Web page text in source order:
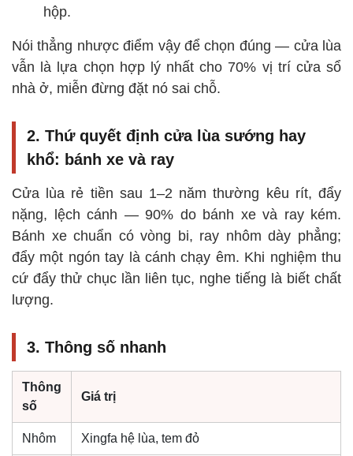
hộp.
Nói thẳng nhược điểm vậy để chọn đúng — cửa lùa
vẫn là lựa chọn hợp lý nhất cho 70% vị trí cửa sổ
nhà ở, miễn đừng đặt nó sai chỗ.
2. Thứ quyết định cửa lùa sướng hay
khổ: bánh xe và ray
Cửa lùa rẻ tiền sau 1–2 năm thường kêu rít, đẩy
nặng, lệch cánh — 90% do bánh xe và ray kém.
Bánh xe chuẩn có vòng bi, ray nhôm dày phẳng;
đẩy một ngón tay là cánh chạy êm. Khi nghiệm thu
cứ đẩy thử chục lần liên tục, nghe tiếng là biết chất
lượng.
3. Thông số nhanh
Thông
số
Giá trị
Nhôm Xingfa hệ lùa, tem đỏ